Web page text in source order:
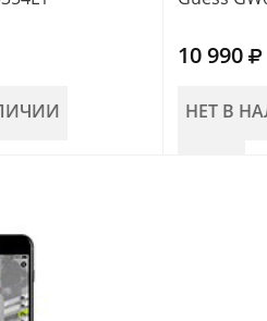
10 990
НЕТ В